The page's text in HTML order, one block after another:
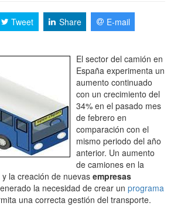
Tweet Share E-mail
El sector del camión en
España experimenta un
aumento continuado
con un crecimiento del
34% en el pasado mes
de febrero en
comparación con el
mismo periodo del año
anterior. Un aumento
de camiones en la
la creación de nuevas empresas
la necesidad de crear un programa
una correcta gestión del transporte.